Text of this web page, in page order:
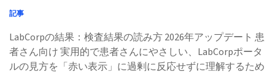
記事
LabCorpの結果：検査結果の読み方 2026年アップデート 患
者さん向け 実用的で患者さんにやさしい、LabCorpポータ
ルの見方を「赤い表示」に過剰に反応せずに理解するため